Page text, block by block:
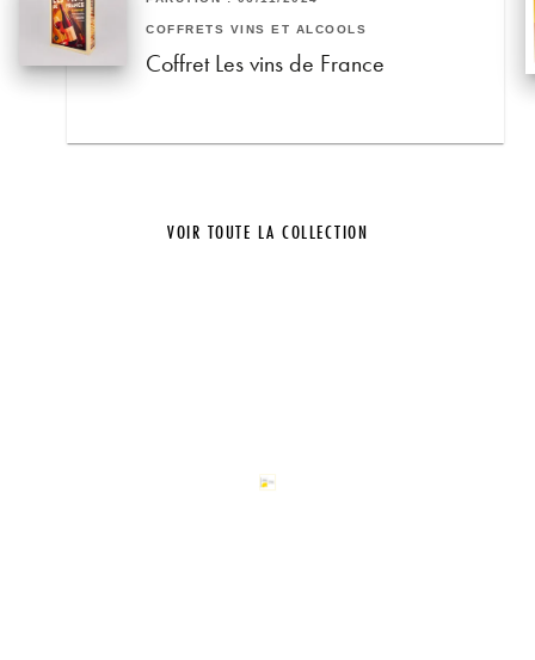
COFFRETS VINS ET ALCOOLS
Coffret Les vins de France
VOIR TOUTE LA COLLECTION